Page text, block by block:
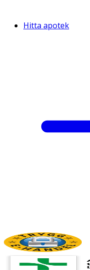
Hitta apotek